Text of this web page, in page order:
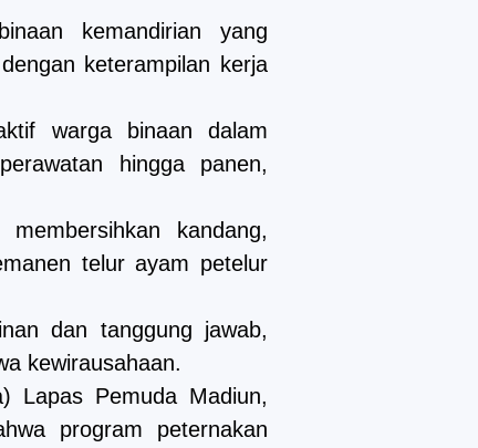
kemandirian yang
keterampilan kerja
warga binaan dalam
hingga panen,
kandang,
telur ayam petelur
dan tanggung jawab,
kewirausahaan.
Lapas Pemuda Madiun,
program peternakan